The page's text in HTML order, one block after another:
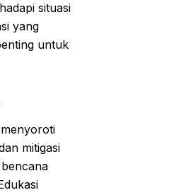
situasi
yang
untuk
mitigasi